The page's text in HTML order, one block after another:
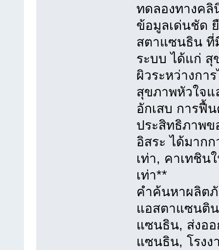
ทดลองทางคลิ
ข้อมูลเด่นชัด
สตาแซนธิน ที่
ระบบ ได้แก่
ผิวระหว่างกา
สุขภาพหัวใจแ
อักเสบ การฟื้
ประสิทธิภาพ
อิสระ ได้มาก
เท่า, คาเทชิน
เท่า**
คำค้นหาผลิต
แอสตาแซนติ
แซนธิน, ส่งอ
แซนธิน, โรง